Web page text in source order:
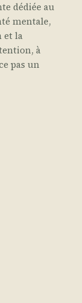
dédiée au
mentale,
et la
à
pas un